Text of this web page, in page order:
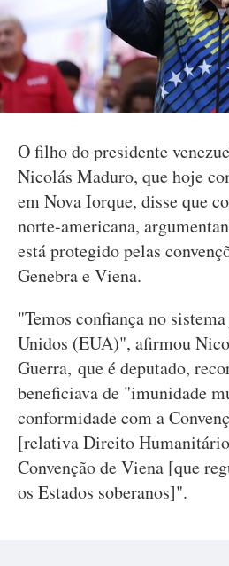
O filho do presidente
Nicolás Maduro, que hoje
em Nova Iorque, disse que
norte-americana,
está protegido pelas
Genebra e Viena.
"Temos confiança no
Unidos (EUA)", afirmou
Guerra, que é deputado,
beneficiava de "imunidade
conformidade com a
[relativa Direito
Convenção de Viena [que
os Estados soberanos]".